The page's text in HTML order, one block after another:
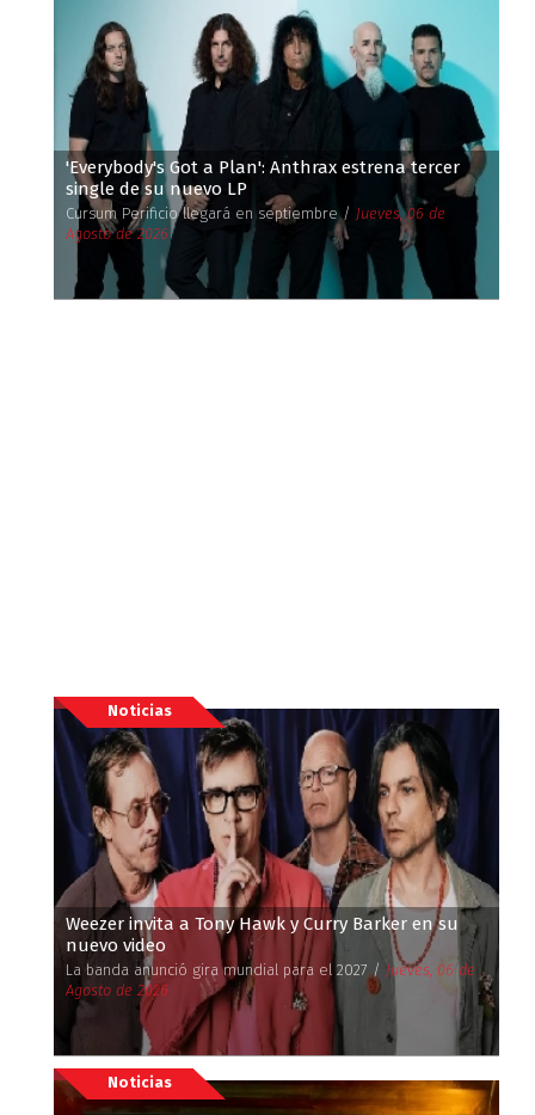
'Everybody's Got a Plan': Anthrax estrena tercer
single de su nuevo LP
Cursum Perificio llegará en septiembre / Jueves, 06 de
Agosto de 2026
Noticias
Weezer invita a Tony Hawk y Curry Barker en su
nuevo video
La banda anunció gira mundial para el 2027 / Jueves, 06 de
Agosto de 2026
Noticias